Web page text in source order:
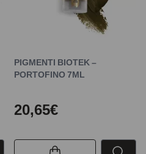
PIGMENTI BIOTEK –
PORTOFINO 7ML
20,65€